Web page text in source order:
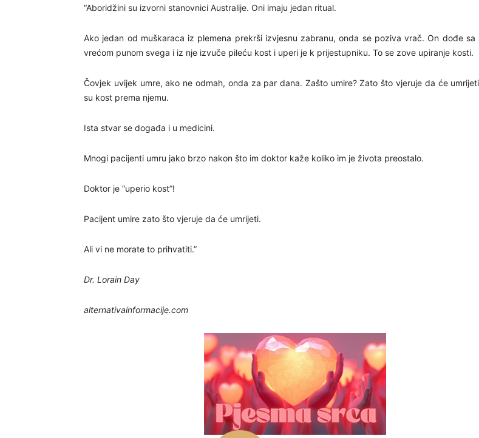
“Aboridžini su izvorni stanovnici Australije. Oni imaju jedan ritual.
Ako jedan od muškaraca iz plemena prekrši izvjesnu zabranu, onda se poziva vrač. On dođe sa
vrećom punom svega i iz nje izvuče pileću kost i uperi je k prijestupniku. To se zove upiranje kosti.
Čovjek uvijek umre, ako ne odmah, onda za par dana. Zašto umire? Zato što vjeruje da će
su kost prema njemu.
Ista stvar se događa i u medicini.
Mnogi pacijenti umru jako brzo nakon što im doktor kaže koliko im je života preostalo.
Doktor je “uperio kost”!
Pacijent umire zato što vjeruje da će umrijeti.
Ali vi ne morate to prihvatiti.”
Dr. Lorain Day
alternativainformacije.com